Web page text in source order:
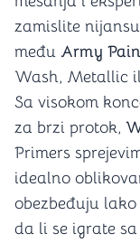
zamislite
među Army
Wash, Metallic
Sa visokom
za brzi protok,
Primers
idealno
obezbeđuju
da li se igrate